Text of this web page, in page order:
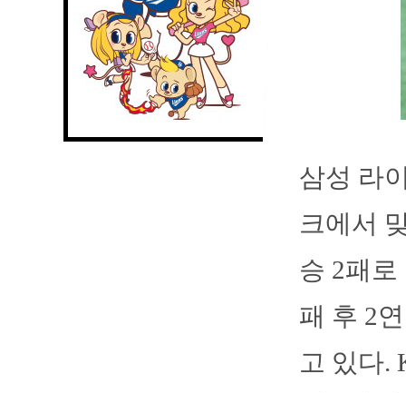
삼성 라
크에서
승 2패
패 후 2
고 있다.